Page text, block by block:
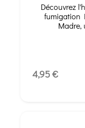
Découvrez
fumigation
Madre,
4,95 €